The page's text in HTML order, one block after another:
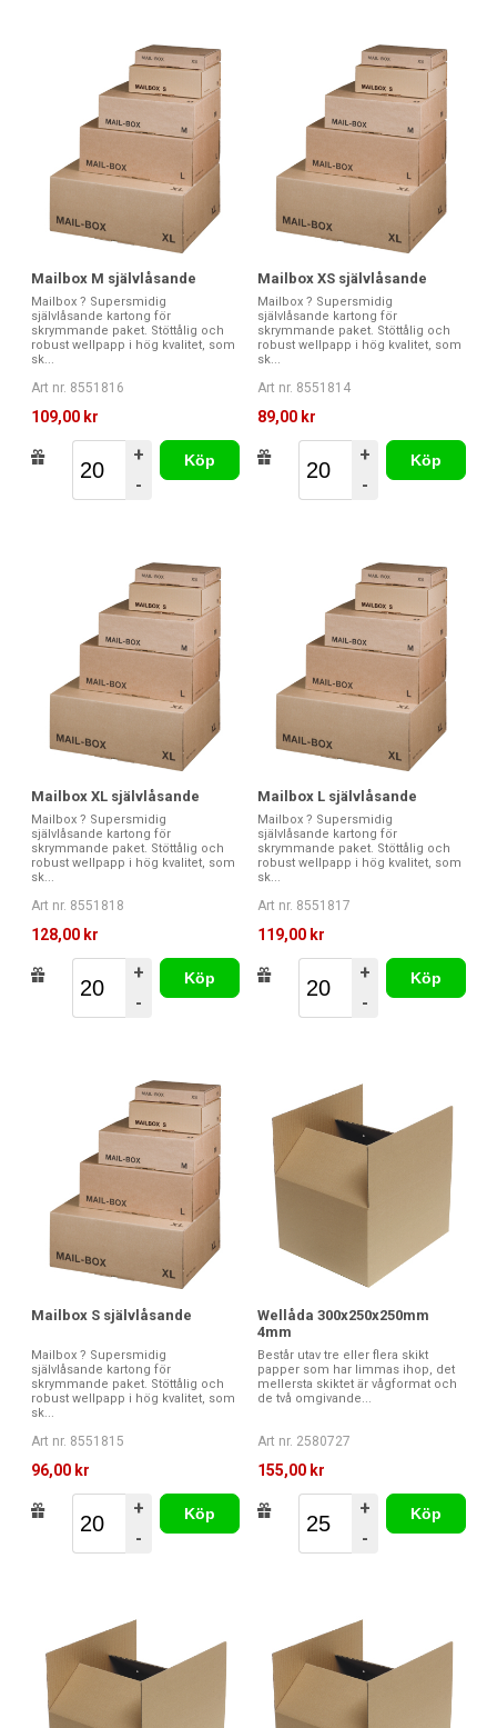
Mailbox M självlåsande
Mailbox ? Supersmidig
självlåsande kartong för
skrymmande paket. Stöttålig och
robust wellpapp i hög kvalitet, som
sk...
Art nr. 8551816
109,00 kr
+
-
Köp
Mailbox XS självlåsande
Mailbox ? Supersmidig
självlåsande kartong för
skrymmande paket. Stöttålig och
robust wellpapp i hög kvalitet, som
sk...
Art nr. 8551814
89,00 kr
+
-
Köp
Mailbox XL självlåsande
Mailbox ? Supersmidig
självlåsande kartong för
skrymmande paket. Stöttålig och
robust wellpapp i hög kvalitet, som
sk...
Art nr. 8551818
128,00 kr
+
-
Köp
Mailbox L självlåsande
Mailbox ? Supersmidig
självlåsande kartong för
skrymmande paket. Stöttålig och
robust wellpapp i hög kvalitet, som
sk...
Art nr. 8551817
119,00 kr
+
-
Köp
Mailbox S självlåsande
Mailbox ? Supersmidig
självlåsande kartong för
skrymmande paket. Stöttålig och
robust wellpapp i hög kvalitet, som
sk...
Art nr. 8551815
96,00 kr
+
-
Köp
Wellåda 300x250x250mm
4mm
Består utav tre eller flera skikt
papper som har limmas ihop, det
mellersta skiktet är vågformat och
de två omgivande...
Art nr. 2580727
155,00 kr
+
-
Köp